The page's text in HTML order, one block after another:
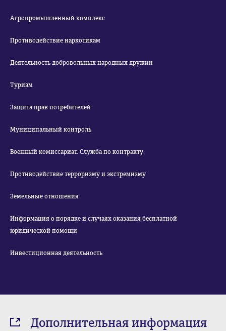
Агропромышленный комплекс
Противодействие наркотикам
Деятельность добровольных народных дружин
Туризм
Защита прав потребителей
Муниципальный контроль
Военный комиссариат. Служба по контракту
Противодействие терроризму и экстремизму
Земельные отношения
Информация о порядке и случаях оказания бесплатной
юридической помощи
Инвестиционная деятельность
Дополнительная информация